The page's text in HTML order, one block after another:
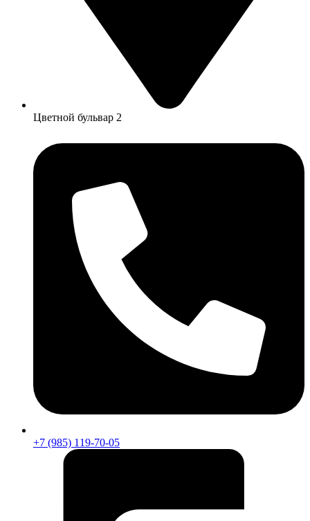
Цветной бульвар 2
+7 (985) 119-70-05